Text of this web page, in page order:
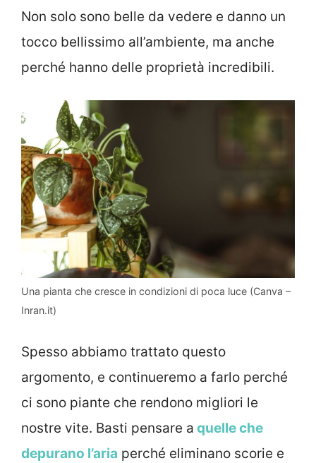
Non solo sono belle da vedere e danno un
tocco bellissimo all’ambiente, ma anche
perché hanno delle proprietà incredibili.
Una pianta che cresce in condizioni di poca luce (Canva –
Inran.it)
Spesso abbiamo trattato questo
argomento, e continueremo a farlo perché
ci sono piante che rendono migliori le
nostre vite. Basti pensare a quelle che
depurano l’aria perché eliminano scorie e